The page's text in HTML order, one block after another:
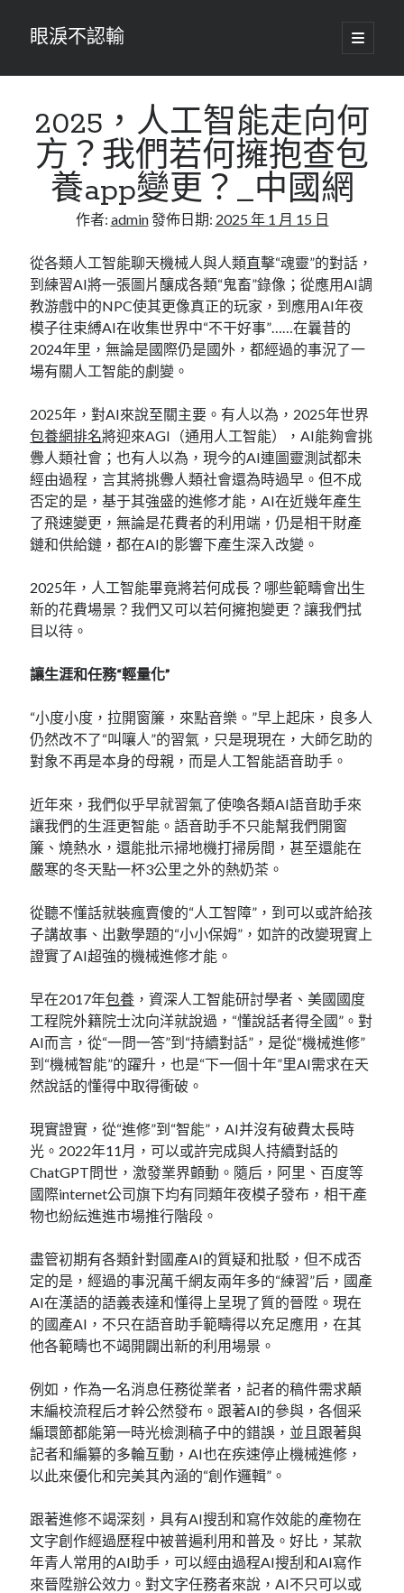
眼淚不認輸
開
啟
要
單
2025，人工智能走向何
方？我們若何擁抱查包
養app變更？_中國網
作者: admin發佈日期: 2025 年 1 月 15 日
從各類人工智能聊天機械人與人類直擊“魂靈”的對話，
到練習AI將一張圖片釀成各類“鬼畜”錄像；從應用AI調
教游戲中的NPC使其更像真正的玩家，到應用AI年夜
模子往束縛AI在收集世界中“不干好事”……在曩昔的
2024年里，無論是國際仍是國外，都經過的事況了一
場有關人工智能的劇變。
2025年，對AI來說至關主要。有人以為，2025年世界
包養網排名將迎來AGI（通用人工智能），AI能夠會挑
釁人類社會；也有人以為，現今的AI連圖靈測試都未
經由過程，言其將挑釁人類社會還為時過早。但不成
否定的是，基于其強盛的進修才能，AI在近幾年產生
了飛速變更，無論是花費者的利用端，仍是相干財產
鏈和供給鏈，都在AI的影響下產生深入改變。
2025年，人工智能畢竟將若何成長？哪些範疇會出生
新的花費場景？我們又可以若何擁抱變更？讓我們拭
目以待。
讓生涯和任務“輕量化”
“小度小度，拉開窗簾，來點音樂。”早上起床，良多人
仍然改不了“叫嚷人”的習氣，只是現現在，大師乞助的
對象不再是本身的母親，而是人工智能語音助手。
近年來，我們似乎早就習氣了使喚各類AI語音助手來
讓我們的生涯更智能。語音助手不只能幫我們開窗
簾、燒熱水，還能批示掃地機打掃房間，甚至還能在
嚴寒的冬天點一杯3公里之外的熱奶茶。
從聽不懂話就裝瘋賣傻的“人工智障”，到可以或許給孩
子講故事、出數學題的“小小保姆”，如許的改變現實上
證實了AI超強的機械進修才能。
早在2017年包養 ，資深人工智能研討學者、美國國度
工程院外籍院士沈向洋就說過，“懂說話者得全國”。對
AI而言，從“一問一答”到“持續對話”，是從“機械進修”
到“機械智能”的躍升，也是“下一個十年”里AI需求在天
然說話的懂得中取得衝破。
現實證實，從“進修”到“智能”，AI并沒有破費太長時
光。2022年11月，可以或許完成與人持續對話的
ChatGPT問世，激發業界顫動。隨后，阿里、百度等
國際internet公司旗下均有同類年夜模子發布，相干產
物也紛紜進進市場推行階段。
盡管初期有各類針對國產AI的質疑和批駁，但不成否
定的是，經過的事況萬千網友兩年多的“練習”后，國產
AI在漢語的語義表達和懂得上呈現了質的晉陞。現在
的國產AI，不只在語音助手範疇得以充足應用，在其
他各範疇也不竭開闢出新的利用場景。
例如，作為一名消息任務從業者，記者的稿件需求顛
末編校流程后才幹公然發布。跟著AI的參與，各個采
編環節都能第一時光檢測稿子中的錯誤，並且跟著與
記者和編纂的多輪互動，AI也在疾速停止機械進修，
以此來優化和完美其內涵的“創作邏輯”。
跟著進修不竭深刻，具有AI搜刮和寫作效能的產物在
文字創作經過歷程中被普遍利用和普及。好比，某款
年青人常用的AI助手，可以經由過程AI搜刮和AI寫作
來晉陞辦公效力。對文字任務者來說，AI不只可以或